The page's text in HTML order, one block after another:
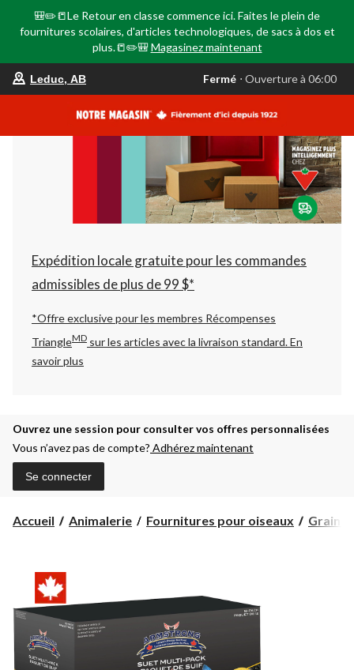
🎒✏️📒Le Retour en classe commence ici. Faites le plein de
fournitures scolaires, d'articles technologiques, de sacs à dos et
plus.📒✏️🎒 Magasinez maintenant
votre
est
AB,
Fermé,
Ouverture
à
06:00
changer
Leduc, AB Fermé ⋅ Ouverture à 06:00
Expédition locale gratuite pour les commandes
admissibles de plus de 99 $*
*Offre exclusive pour les membres Récompenses
TriangleMD sur les articles avec la livraison standard.En
savoir plus
Ouvrez une session pour consulter vos offres personnalisées
Vous n’avez pas de compte? Adhérez maintenant
Se connecter
Accueil Animalerie Fournitures pour oiseaux